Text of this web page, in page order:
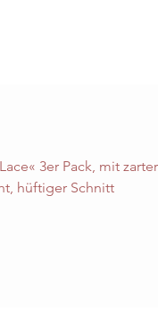
3er Pack, mit
hüftiger Schnitt